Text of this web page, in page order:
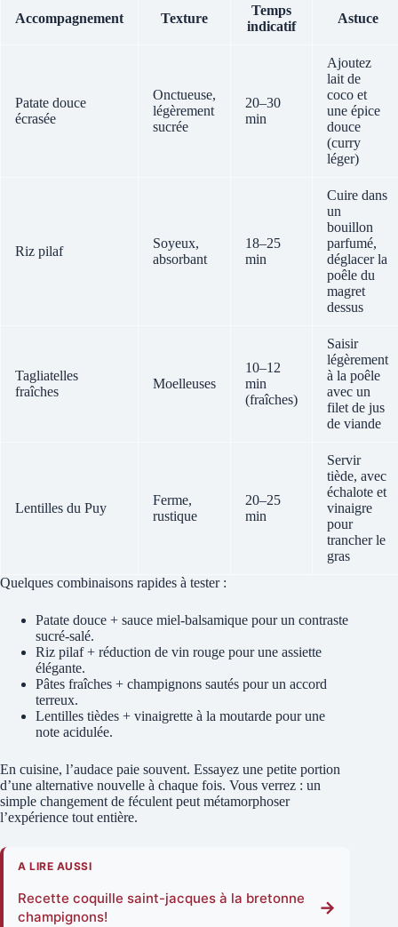
Accompagnement Texture
Temps
indicatif
Astuce
Patate douce
écrasée
Onctueuse,
légèrement
sucrée
20–30
min
Ajoutez
lait de
coco et
une épice
douce
(curry
léger)
Riz pilaf
Soyeux,
absorbant
18–25
min
Cuire dans
un
bouillon
parfumé,
déglacer la
poêle du
magret
dessus
Tagliatelles
fraîches
Moelleuses
10–12
min
(fraîches)
Saisir
légèrement
à la poêle
avec un
filet de jus
de viande
Lentilles du Puy
Ferme,
rustique
20–25
min
Servir
tiède, avec
échalote et
vinaigre
pour
trancher le
gras
Quelques combinaisons rapides à tester :
Patate douce + sauce miel-balsamique pour un contraste
sucré-salé.
Riz pilaf + réduction de vin rouge pour une assiette
élégante.
Pâtes fraîches + champignons sautés pour un accord
terreux.
Lentilles tièdes + vinaigrette à la moutarde pour une
note acidulée.
En cuisine, l’audace paie souvent. Essayez une petite portion
d’une alternative nouvelle à chaque fois. Vous verrez : un
simple changement de féculent peut métamorphoser
l’expérience tout entière.
A LIRE AUSSI
Recette coquille saint-jacques à la bretonne
champignons!
→